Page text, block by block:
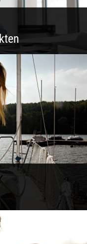
&
| Kreative